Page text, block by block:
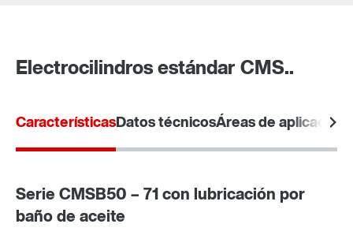
Electrocilindros estándar CMS..
CaracterísticasDatos técnicosÁreas de aplicación
Serie CMSB50 – 71 con lubricación por
baño de aceite